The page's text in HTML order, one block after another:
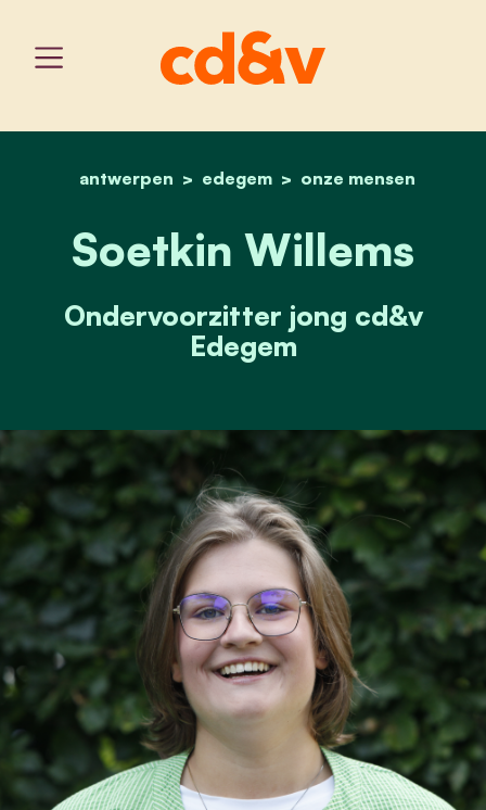
home
antwerpen edegem onze mensen
soetkin willems
Soetkin Willems
Ondervoorzitter jong cd&v
Edegem